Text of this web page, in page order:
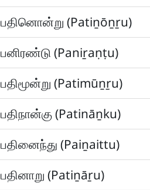
பதினொன்று (Patiṉōṉṟu)
பனிரண்டு (Paniṟaṇṭu)
பதிமூன்று (Patimūṉṟu)
பதிநான்கு (Patināṉku)
பதினைந்து (Paiṉaittu)
பதினாறு (Patiṉāṟu)